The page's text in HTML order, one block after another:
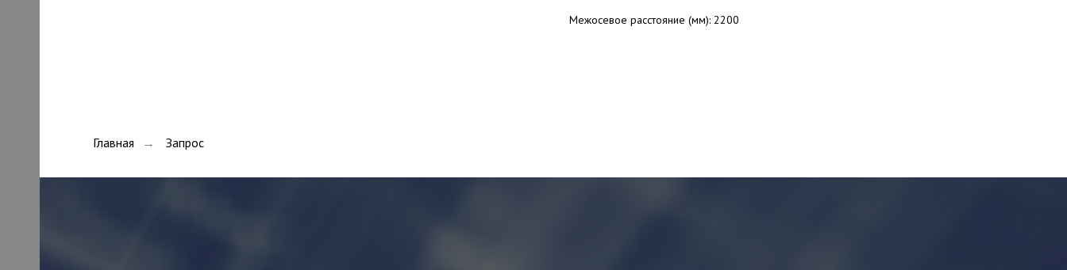
Межосевое расстояние (мм): 2200
Главная → Запрос